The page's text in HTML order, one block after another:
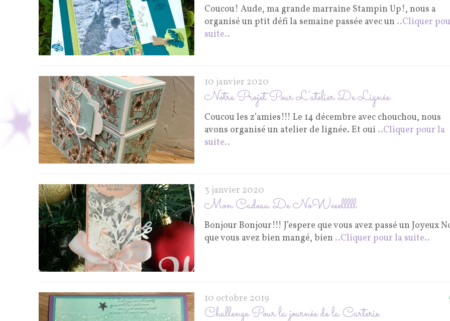
Coucou! Aude, ma grande marraine Stampin Up!, nous a
organisé un ptit défi la semaine passée avec un ..Cliquer
suite..
10 janvier 2020
Notre Projet Pour L’atelier De Lignée
Coucou les z’amies!!! Le 14 décembre avec chouchou, nous
avons organisé un atelier de lignée. Et oui ..Cliquer pour la
suite..
3 janvier 2020
Mon Cadeau De NoWeeelllll
Bonjour Bonjour!!! J’espere que vous avez passé un Joyeux
que vous avez bien mangé, bien ..Cliquer pour la suite..
10 octobre 2019
Challenge Pour la journée de la Carterie